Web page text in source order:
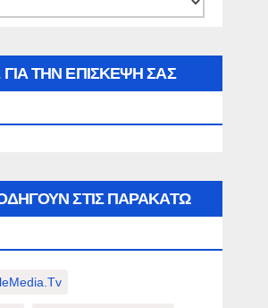
ΤΗΝ ΕΠΙΣΚΕΨΗ ΣΑΣ
ΣΤΙΣ ΠΑΡΑΚΆΤΩ